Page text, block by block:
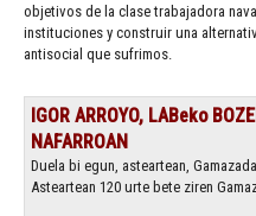
objetivos de la clase trabajadora
instituciones y construir una
antisocial que sufrimos.
IGOR ARROYO, LABeko
NAFARROAN
Duela bi egun, asteartean,
Asteartean 120 urte bete ziren